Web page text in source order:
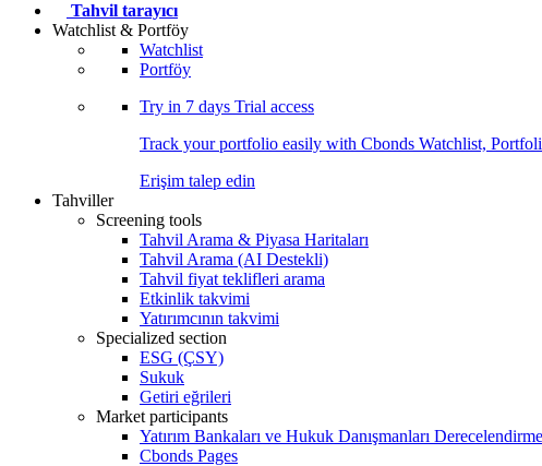
Tahvil tarayıcı
Watchlist & Portföy
Watchlist
Portföy
Try in 7 days Trial access
Track your portfolio easily with Cbonds Watchlist,
Erişim talep edin
Tahviller
Screening tools
Tahvil Arama & Piyasa Haritaları
Tahvil Arama (AI Destekli)
Tahvil fiyat teklifleri arama
Etkinlik takvimi
Yatırımcının takvimi
Specialized section
ESG (ÇSY)
Sukuk
Getiri eğrileri
Market participants
Yatırım Bankaları ve Hukuk Danışmanları
Cbonds Pages